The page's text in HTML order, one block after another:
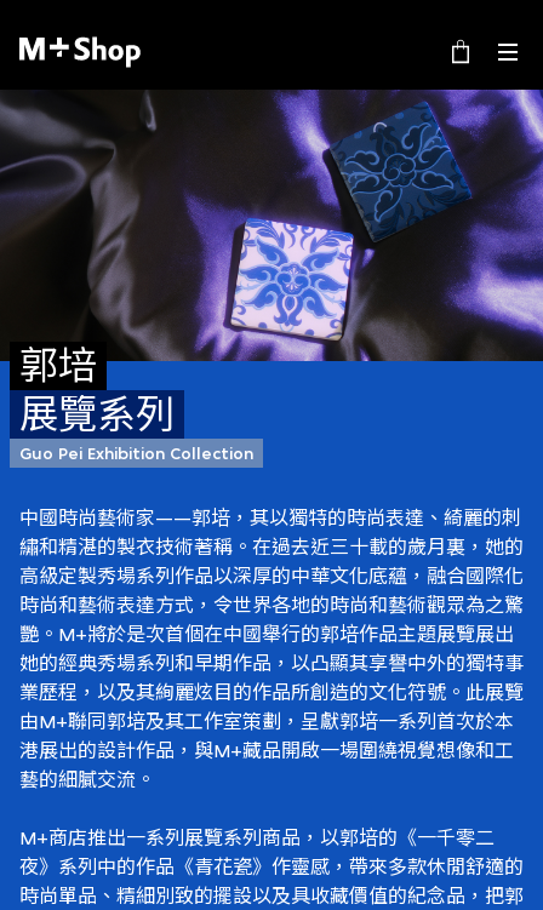
M+ Shop
郭培
展覽系列
Guo Pei Exhibition Collection
中國時尚藝術家——郭培，其以獨特的時尚表達、綺麗的刺
繡和精湛的製衣技術著稱。在過去近三十載的歲月裏，她的
高級定製秀場系列作品以深厚的中華文化底蘊，融合國際化
時尚和藝術表達方式，令世界各地的時尚和藝術觀眾為之驚
艷。M+將於是次首個在中國舉行的郭培作品主題展覽展出
她的經典秀場系列和早期作品，以凸顯其享譽中外的獨特事
業歷程，以及其絢麗炫目的作品所創造的文化符號。此展覽
由M+聯同郭培及其工作室策劃，呈獻郭培一系列首次於本
港展出的設計作品，與M+藏品開啟一場圍繞視覺想像和工
藝的細膩交流。
M+商店推出一系列展覽系列商品，以郭培的《一千零二
夜》系列中的作品《青花瓷》作靈感，帶來多款休閒舒適的
時尚單品、精細別致的擺設以及具收藏價值的紀念品，把郭